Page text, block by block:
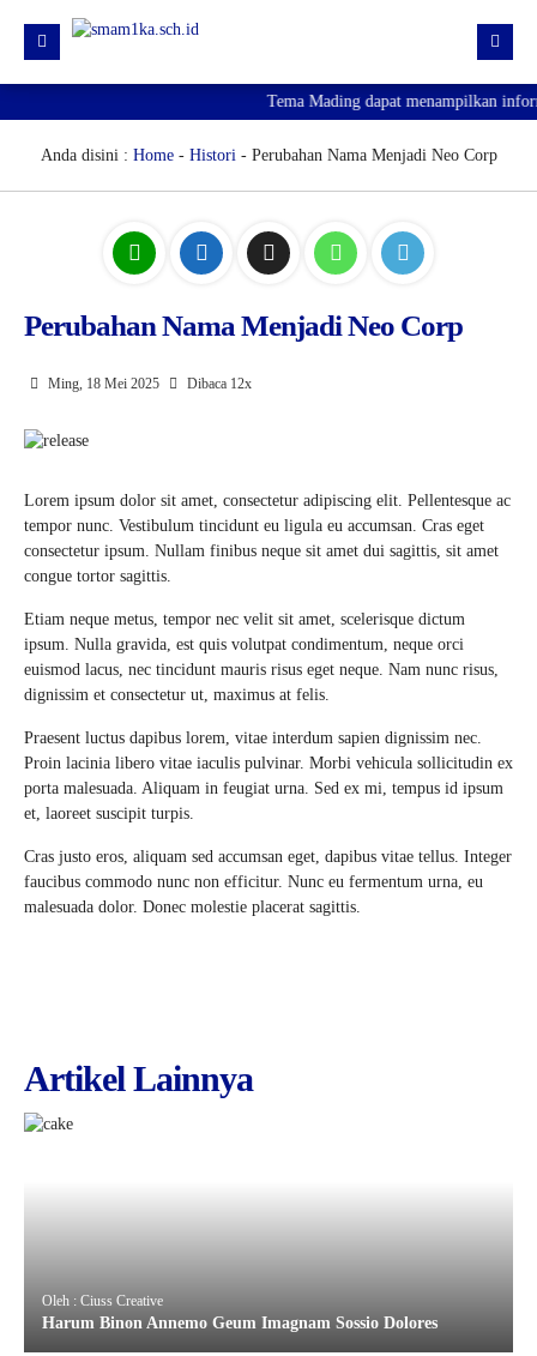
PROFIL
KURIKULUM
KESISWAAN
PJJ
PENGUMUMAN KELULUSAN
Tema Mading dapat menampilkan
Anda disini : Home- Histori- Perubahan Nama Menjadi Neo Corp
Perubahan Nama Menjadi Neo Corp
Ming, 18 Mei 2025 Dibaca 12x
Lorem ipsum dolor sit amet, consectetur adipiscing elit. Pellentesque ac
tempor nunc. Vestibulum tincidunt eu ligula eu accumsan. Cras eget
consectetur ipsum. Nullam finibus neque sit amet dui sagittis, sit amet
congue tortor sagittis.
Etiam neque metus, tempor nec velit sit amet, scelerisque dictum
ipsum. Nulla gravida, est quis volutpat condimentum, neque orci
euismod lacus, nec tincidunt mauris risus eget neque. Nam nunc risus,
dignissim et consectetur ut, maximus at felis.
Praesent luctus dapibus lorem, vitae interdum sapien dignissim nec.
Proin lacinia libero vitae iaculis pulvinar. Morbi vehicula sollicitudin ex
porta malesuada. Aliquam in feugiat urna. Sed ex mi, tempus id ipsum
et, laoreet suscipit turpis.
Cras justo eros, aliquam sed accumsan eget, dapibus vitae tellus. Integer
faucibus commodo nunc non efficitur. Nunc eu fermentum urna, eu
malesuada dolor. Donec molestie placerat sagittis.
Artikel Lainnya
Oleh : Ciuss Creative
Harum Binon Annemo Geum Imagnam Sossio Dolores